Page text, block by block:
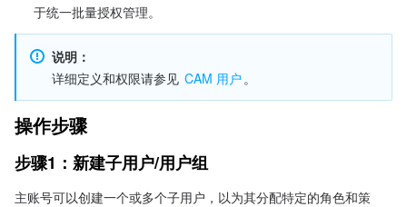
于统一批量授权管理。
说明：
详细定义和权限请参见 CAM 用户 。
操作步骤
步骤1：新建子用户/用户组
主账号可以创建一个或多个子用户，以为其分配特定的角色和策